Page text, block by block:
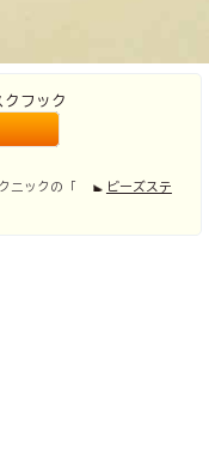
クフック
ニックの「
ビーズステ